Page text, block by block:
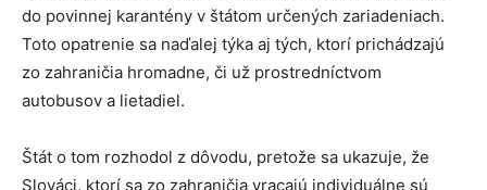
do povinnej karantény v štátom určených zariadeniach.
Toto opatrenie sa naďalej týka aj tých, ktorí prichádzajú
zo zahraničia hromadne, či už prostredníctvom
autobusov a lietadiel.
Štát o tom rozhodol z dôvodu, pretože sa ukazuje, že
Slováci, ktorí sa zo zahraničia vracajú individuálne sú